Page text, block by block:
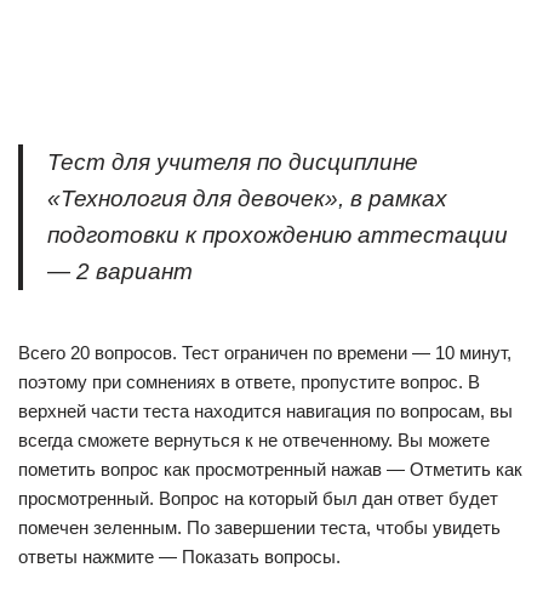
Тест для учителя по дисциплине
«Технология для девочек», в рамках
подготовки к прохождению аттестации
— 2 вариант
Всего 20 вопросов. Тест ограничен по времени — 10 минут,
поэтому при сомнениях в ответе, пропустите вопрос. В
верхней части теста находится навигация по вопросам, вы
всегда сможете вернуться к не отвеченному. Вы можете
пометить вопрос как просмотренный нажав — Отметить как
просмотренный. Вопрос на который был дан ответ будет
помечен зеленным. По завершении теста, чтобы увидеть
ответы нажмите — Показать вопросы.